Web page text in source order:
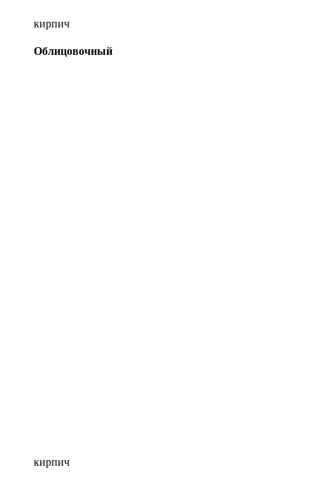
кирпич
Облицовочный
кирпич